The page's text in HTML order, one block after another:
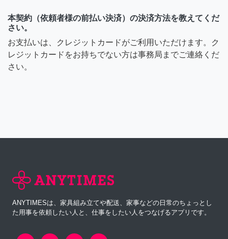
本契約（依頼者様の前払い決済）の決済方法を教えてくだ
さい。
お支払いは、クレジットカードがご利用いただけます。ク
レジットカードをお持ちでない方は事務局までご連絡くだ
さい。
ANYTIMESは、家具組み立てや配送、家事などの日常のちょっとし
た用事を依頼したい人と、仕事をしたい人をつなげるアプリです。